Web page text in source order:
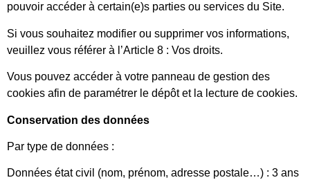
pouvoir accéder à certain(e)s parties ou services du Site.
Si vous souhaitez modifier ou supprimer vos informations,
veuillez vous référer à l’Article 8 : Vos droits.
Vous pouvez accéder à votre panneau de gestion des
cookies afin de paramétrer le dépôt et la lecture de cookies.
Conservation des données
Par type de données :
Données état civil (nom, prénom, adresse postale…) : 3 ans